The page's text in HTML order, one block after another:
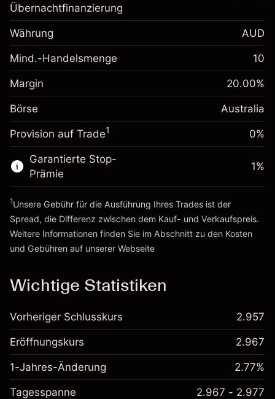
Anpassung der
Übernachtfinanzierung
Gebühren aus
Positionswert
-0.022788
%
Positionsgröße mit Hebelwirkung
~A$5,000.00
Geld aus Hebelwirkung ~
Zur Plattform
Margin. Ihre Investition
Anpassung der
Übernachtfinanzierung
fremdfinanzierten
Positionswert
0.00087%
(A$0.04)
Positionsgröße mit Hebelwirkung
~A$5,000.00
Geld aus Hebelwirkung ~
Zur Plattform
Übernachtfinanzierung
Währung AUD
Mind.-Handelsmenge 10
Margin 20.00%
Börse Australia
Provision auf Trade1 0%
Garantierte Stop-
Prämie
1%
1Unsere Gebühr für die Ausführung Ihres Trades ist der
Spread, die Differenz zwischen dem Kauf- und Verkaufspreis.
Weitere Informationen finden Sie im Abschnitt zu den Kosten
und Gebühren auf unserer Webseite
Wichtige Statistiken
Vorheriger Schlusskurs 2.957
Eröffnungskurs 2.967
1-Jahres-Änderung 2.77%
Tagesspanne 2.967 - 2.977